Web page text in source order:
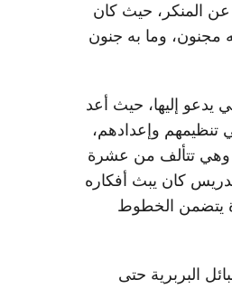
عن المنكر، حيث كان
وما به جنون
يدعو إليها، حيث أعد
تنظيمهم وإعدادهم،
وهي تتألف من عشرة
كان يبث أفكاره
يتضمن الخطوط
البربرية حتى